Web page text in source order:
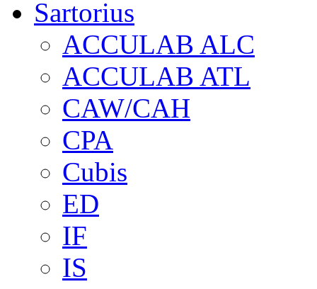
Sartorius
ACCULAB ALC
ACCULAB ATL
CAW/CAH
CPA
Cubis
ED
IF
IS